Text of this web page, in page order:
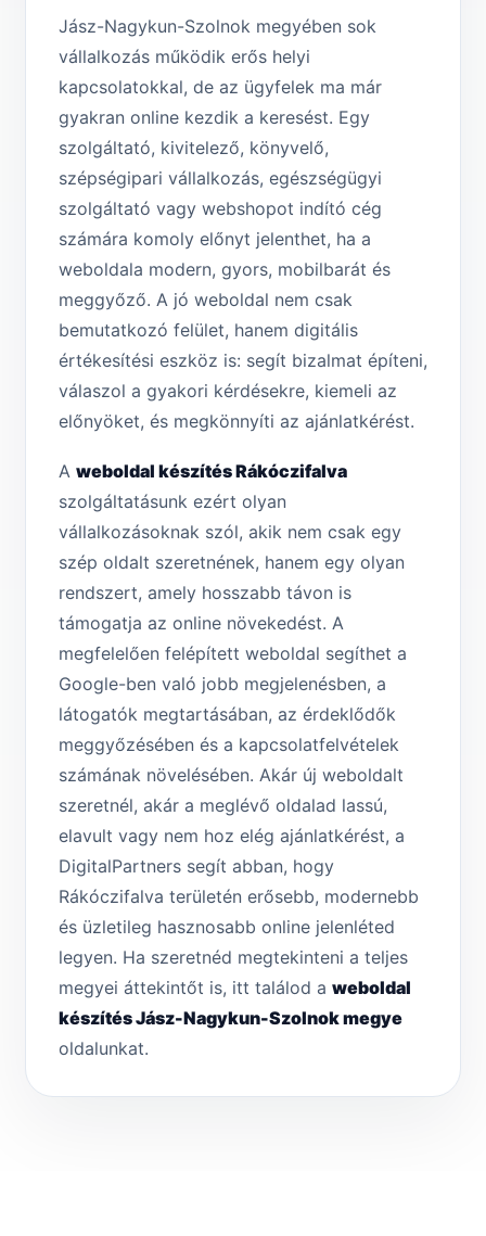
Jász-Nagykun-Szolnok megyében sok
vállalkozás működik erős helyi
kapcsolatokkal, de az ügyfelek ma már
gyakran online kezdik a keresést. Egy
szolgáltató, kivitelező, könyvelő,
szépségipari vállalkozás, egészségügyi
szolgáltató vagy webshopot indító cég
számára komoly előnyt jelenthet, ha a
weboldala modern, gyors, mobilbarát és
meggyőző. A jó weboldal nem csak
bemutatkozó felület, hanem digitális
értékesítési eszköz is: segít bizalmat építeni,
válaszol a gyakori kérdésekre, kiemeli az
előnyöket, és megkönnyíti az ajánlatkérést.
A weboldal készítés Rákóczifalva
szolgáltatásunk ezért olyan
vállalkozásoknak szól, akik nem csak egy
szép oldalt szeretnének, hanem egy olyan
rendszert, amely hosszabb távon is
támogatja az online növekedést. A
megfelelően felépített weboldal segíthet a
Google-ben való jobb megjelenésben, a
látogatók megtartásában, az érdeklődők
meggyőzésében és a kapcsolatfelvételek
számának növelésében. Akár új weboldalt
szeretnél, akár a meglévő oldalad lassú,
elavult vagy nem hoz elég ajánlatkérést, a
DigitalPartners segít abban, hogy
Rákóczifalva területén erősebb, modernebb
és üzletileg hasznosabb online jelenléted
legyen. Ha szeretnéd megtekinteni a teljes
megyei áttekintőt is, itt találod a weboldal
készítés Jász-Nagykun-Szolnok megye
oldalunkat.